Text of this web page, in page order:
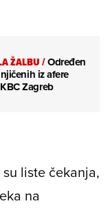
ŽALBU/Određen
iz afere
Zagreb
liste čekanja,
na